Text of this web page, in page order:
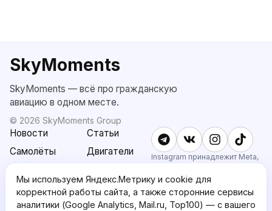
SkyMoments
SkyMoments — всё про гражданскую
авиацию в одном месте.
© 2026 SkyMoments Group
Новости
Статьи
Самолёты
Двигатели
AI: Altair
SkyMoments
Pro
Instagram принадлежит Meta,
запрещённой в РФ.
Мы используем Яндекс.Метрику и cookie для
корректной работы сайта, а также сторонние сервисы
аналитики (Google Analytics, Mail.ru, Top100) — с вашего